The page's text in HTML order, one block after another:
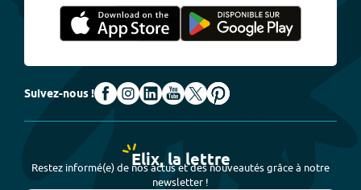
Suivez-nous !
Elix, la lettre
Restez informé(e) de nos actus et des nouveautés grâce à notre
newsletter !